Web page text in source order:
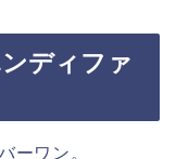
ディファ
ーワン。